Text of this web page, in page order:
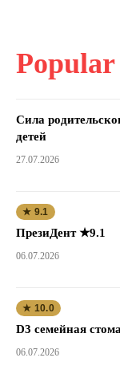
Popular
Сила
детей
27.07.2026
★ 9.1
ПрезиДент ★9.1
06.07.2026
★ 10.0
D3 семейная
06.07.2026